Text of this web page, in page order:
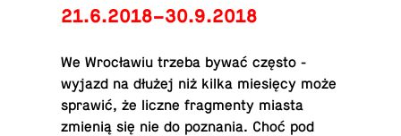
21.6.2018–30.9.2018
We Wrocławiu trzeba bywać często -
wyjazd na dłużej niż kilka miesięcy może
sprawić, że liczne frag­menty miasta
zmienią się nie do poz­na­nia. Choć pod